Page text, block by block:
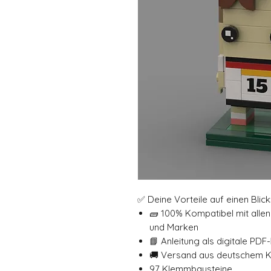
✅ Deine Vorteile auf einen Blick:
🧱 100% Kompatibel mit
und Marken
📘 Anleitung als digitale
🚚 Versand aus deutschem